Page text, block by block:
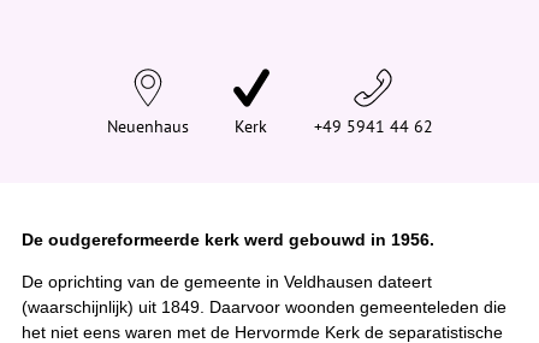
e
h
e
Neuenhaus Kerk +49 5941 44 62
De oudgereformeerde kerk werd gebouwd in 1956.
De oprichting van de gemeente in Veldhausen dateert
(waarschijnlijk) uit 1849. Daarvoor woonden gemeenteleden die
het niet eens waren met de Hervormde Kerk de separatistische